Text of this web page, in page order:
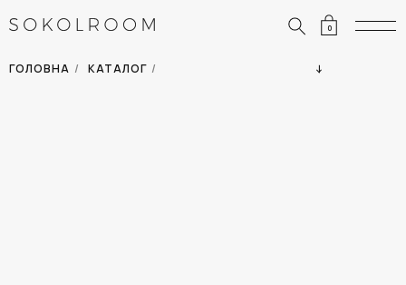
0
ГОЛОВНА / КАТАЛОГ /